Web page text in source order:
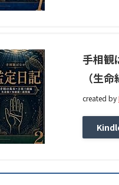
手相観
（生
created by